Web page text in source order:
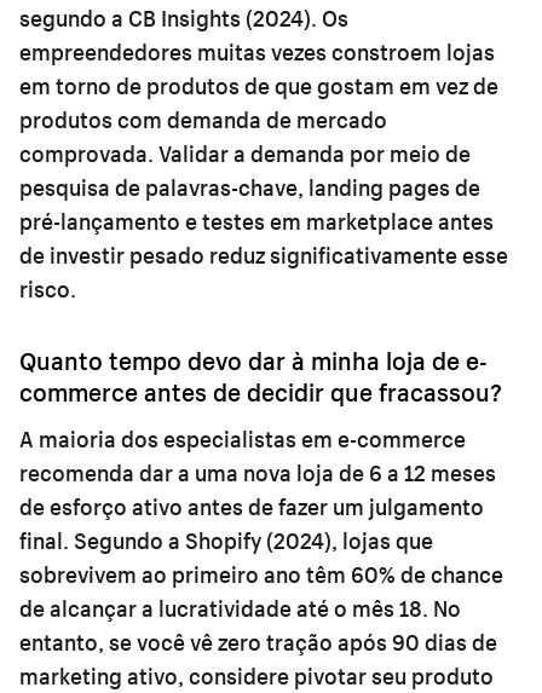
segundo a CB Insights (2024). Os
empreendedores muitas vezes constroem lojas
em torno de produtos de que gostam em vez de
produtos com demanda de mercado
comprovada. Validar a demanda por meio de
pesquisa de palavras-chave, landing pages de
pré-lançamento e testes em marketplace antes
de investir pesado reduz significativamente esse
risco.
Quanto tempo devo dar à minha loja de e-
commerce antes de decidir que fracassou?
A maioria dos especialistas em e-commerce
recomenda dar a uma nova loja de 6 a 12 meses
de esforço ativo antes de fazer um julgamento
final. Segundo a Shopify (2024), lojas que
sobrevivem ao primeiro ano têm 60% de chance
de alcançar a lucratividade até o mês 18. No
entanto, se você vê zero tração após 90 dias de
marketing ativo, considere pivotar seu produto